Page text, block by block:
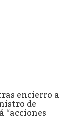
encierro a
de
“acciones